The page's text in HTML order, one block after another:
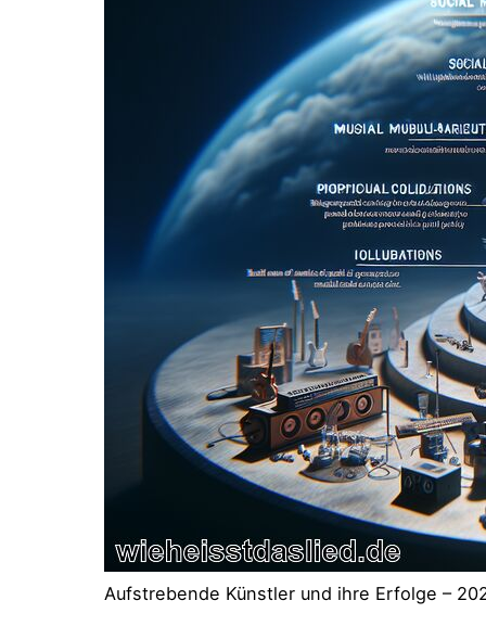
Aufstrebende Künstler und ihre Erfolge –